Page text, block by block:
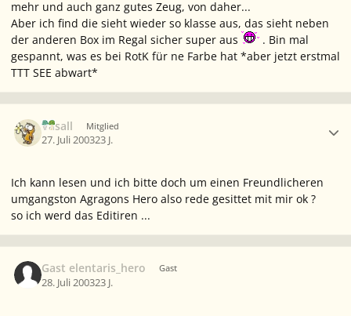
mehr und auch ganz gutes Zeug, von daher...
Aber ich find die sieht wieder so klasse aus, das sieht neben
der anderen Box im Regal sicher super aus
. Bin mal
gespannt, was es bei RotK für ne Farbe hat *aber jetzt erstmal
TTT SEE abwart*
Vasall Mitglied
27. Juli 200323 J.
Ich kann lesen und ich bitte doch um einen Freundlicheren
umgangston Agragons Hero also rede gesittet mit mir ok ?
so ich werd das Editiren ...
Gast elentaris_hero Gast
28. Juli 200323 J.